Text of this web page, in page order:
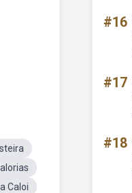
Caloi
#16
#17
#18